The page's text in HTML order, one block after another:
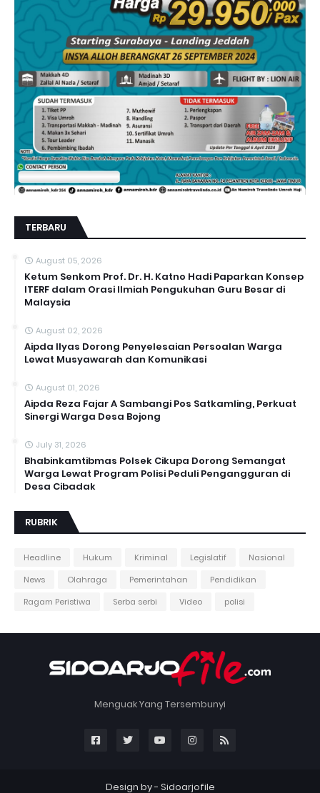
TERBARU
August 05, 2026
Ketum Senkom Prof. Dr. H. Katno Hadi Paparkan Konsep
ITERF dalam Orasi Ilmiah Pengukuhan Guru Besar di
Malaysia
August 02, 2026
Aipda Ilyas Dorong Penyelesaian Persoalan Warga
Lewat Musyawarah dan Komunikasi
August 01, 2026
Aipda Reza Fajar A Sambangi Pos Satkamling, Perkuat
Sinergi Warga Desa Bojong
July 31, 2026
Bhabinkamtibmas Polsek Cikupa Dorong Semangat
Warga Lewat Program Polisi Peduli Pengangguran di
Desa Cibadak
RUBRIK
Headline Hukum Kriminal Legislatif
Nasional
News
Olahraga Pemerintahan
Pendidikan
Ragam Peristiwa
Serba serbi Video polisi
Menguak Yang Tersembunyi
Design by - Sidoarjofile